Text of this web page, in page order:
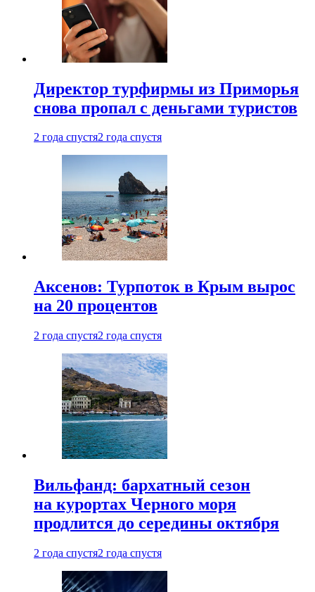
Директор турфирмы из Приморья
снова пропал с деньгами туристов
2 года спустя2 года спустя
Аксенов: Турпоток в Крым вырос
на 20 процентов
2 года спустя2 года спустя
Вильфанд: бархатный сезон
на курортах Черного моря
продлится до середины октября
2 года спустя2 года спустя